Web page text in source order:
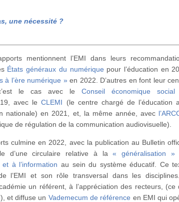
une nécessité ?
mentionnent l’EMI dans leurs
États généraux du numérique pour l’éducation en
à l’ère numérique »en 2022. D’autres en font leur
le cas avec leConseil économique
avec leCLEMI (le centre chargé de l’éducation
nationale) en 2021, et, la même année, avec
de régulation de la communication audiovisuelle).
culmine en 2022, avec la publication au Bulletin
d’une circulaire relative à la« généralisation »
à l’information au sein du système éducatif. Ce
l’EMI et son rôle transversal dans les
un référent, à l’appréciation des recteurs, (ce
et diffuse un Vademecum de référence en EMI qui